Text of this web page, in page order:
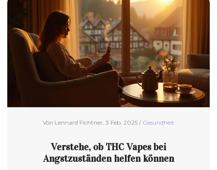
Von Lennard Fichtner, 3 Feb, 2025 / Gesundheit
Verstehe, ob THC Vapes bei
Angstzuständen helfen können